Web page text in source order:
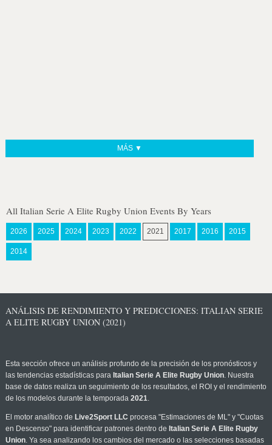
MÁS ▼
All Italian Serie A Elite Rugby Union Events By Years
2026 2025 2024 2023 2022 2021 2017 2016 2015
2014
ANÁLISIS DE RENDIMIENTO Y PREDICCIONES: ITALIAN SERIE
A ELITE RUGBY UNION (2021)
Esta sección ofrece un análisis profundo de la precisión de los pronósticos y
las tendencias estadísticas para Italian Serie A Elite Rugby Union. Nuestra
base de datos realiza un seguimiento de los resultados, el ROI y el rendimiento
de los modelos durante la temporada 2021.
El motor analítico de Live2Sport LLC procesa "Estimaciones de ML" y "Cuotas
en Descenso" para identificar patrones dentro de Italian Serie A Elite Rugby
Union. Ya sea analizando los cambios del mercado o las selecciones basadas